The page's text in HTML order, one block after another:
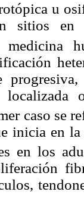
u
sitios en
caso se
inicia en
en los